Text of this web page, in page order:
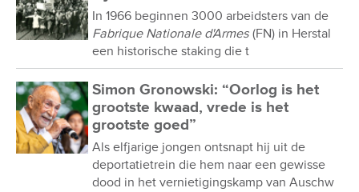
In 1966 beginnen 3000 arbeidsters van de
Fabrique Nationale d'Armes (FN) in Herstal
een historische staking die t
Simon Gronowski: “Oorlog is het
grootste kwaad, vrede is het
grootste goed”
Als elfjarige jongen ontsnapt hij uit de
deportatietrein die hem naar een gewisse
dood in het vernietigingskamp van Auschw